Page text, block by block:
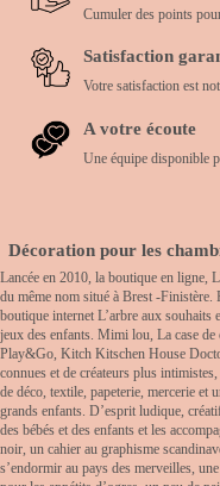
Cumuler des points
Satisfaction
Votre satisfaction est
A votre écoute
Une équipe disponible
Décoration pour les
Lancée en 2010, la boutique en ligne,
du même nom situé à Brest -Finistère.
boutique internet L’arbre aux souhaits
jeux des enfants. Mimi lou, La case
Play&Go, Kitch Kitschen House
connues et de créateurs plus
de déco, textile, papeterie, mercerie et
grands enfants. D’esprit ludique,
des bébés et des enfants et les
noir, un cahier au graphisme
s’endormir au pays des merveilles,